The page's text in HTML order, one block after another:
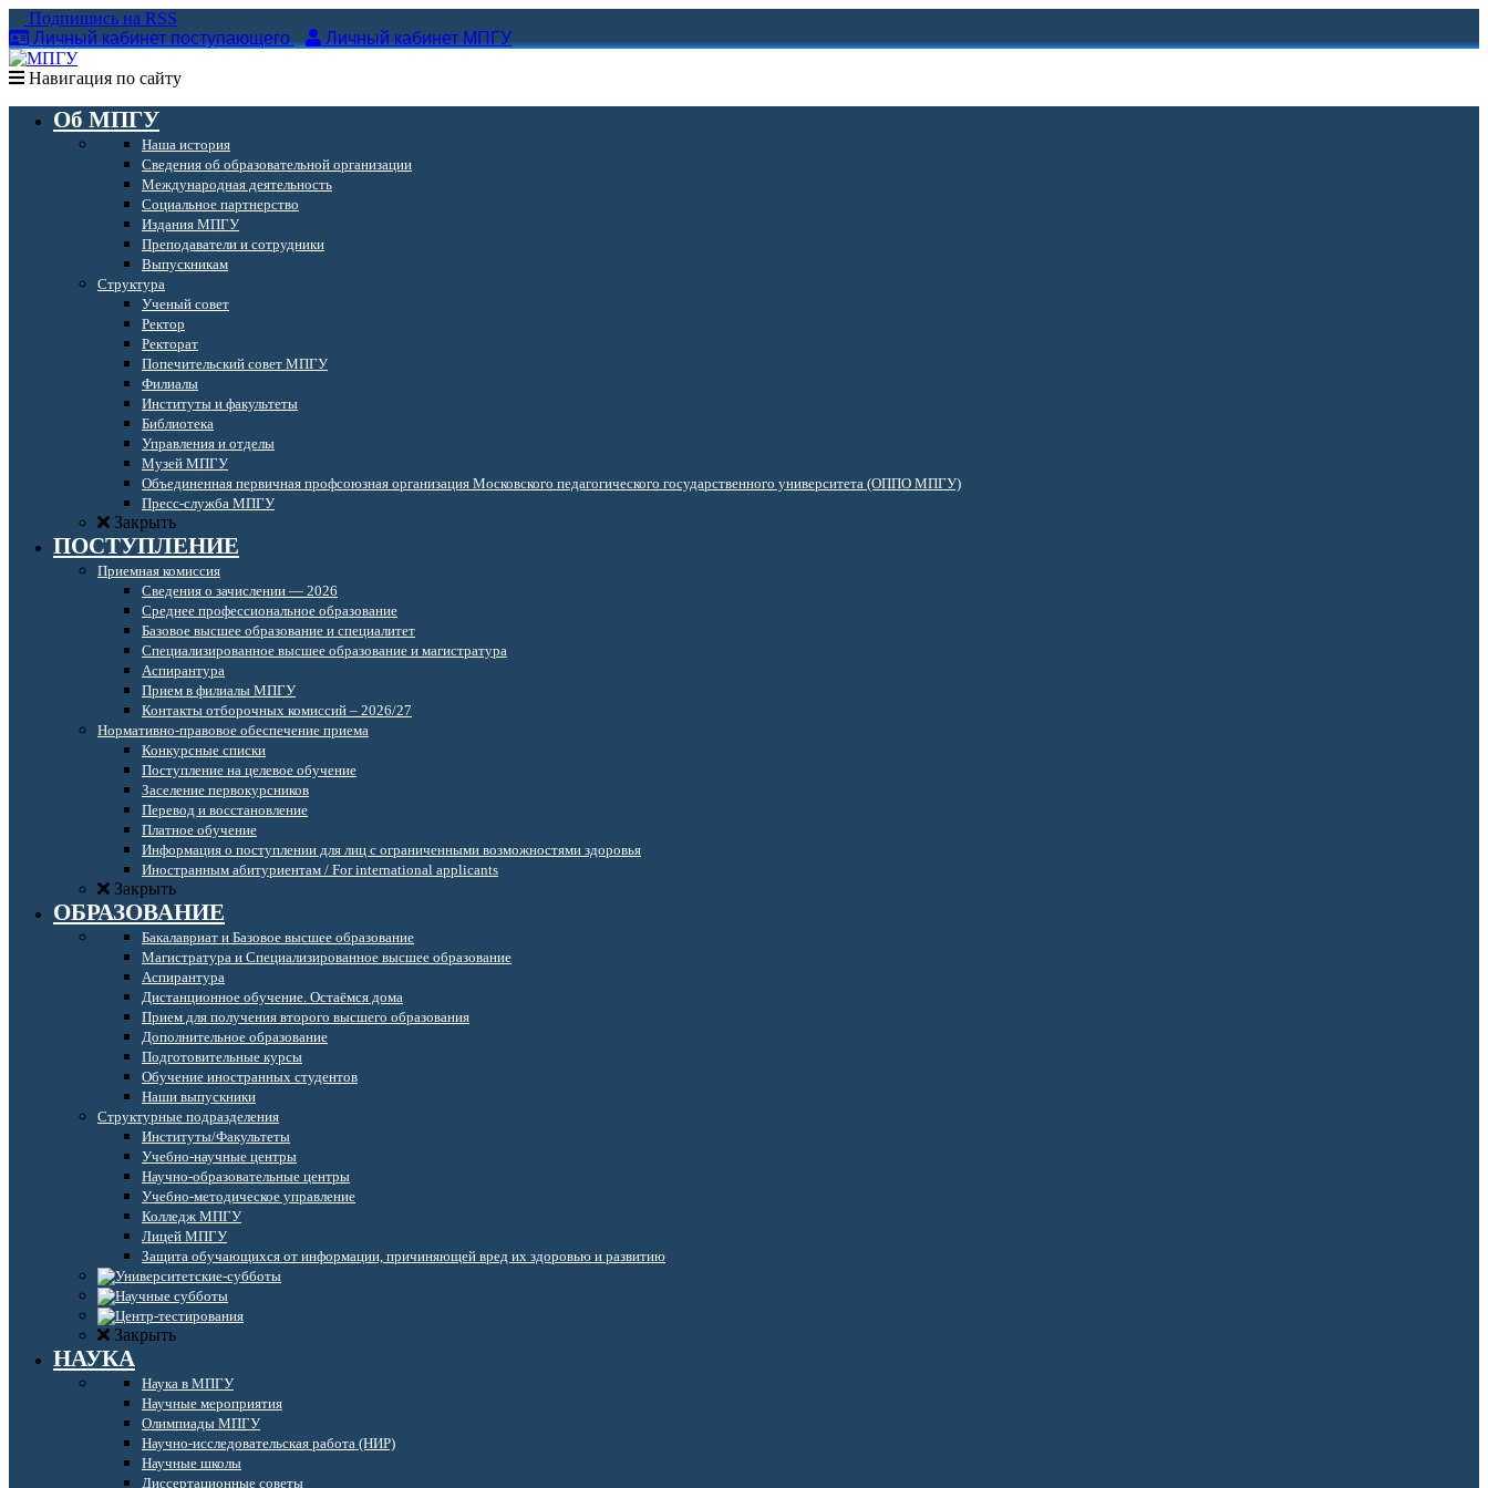
Подпишись на RSS
Личный кабинет поступающего
Личный кабинет МПГУ
Навигация по сайту
Об МПГУ
Наша история
Сведения об образовательной организации
Международная деятельность
Социальное партнерство
Издания МПГУ
Преподаватели и сотрудники
Выпускникам
Структура
Ученый совет
Ректор
Ректорат
Попечительский совет МПГУ
Филиалы
Институты и факультеты
Библиотека
Управления и отделы
Музей МПГУ
Объединенная первичная профсоюзная организация Московского педагогического государственного университета (ОППО МПГУ)
Пресс-служба МПГУ
Закрыть
ПОСТУПЛЕНИЕ
Приемная комиссия
Сведения о зачислении — 2026
Среднее профессиональное образование
Базовое высшее образование и специалитет
Специализированное высшее образование и магистратура
Аспирантура
Прием в филиалы МПГУ
Контакты отборочных комиссий – 2026/27
Нормативно-правовое обеспечение приема
Конкурсные списки
Поступление на целевое обучение
Заселение первокурсников
Перевод и восстановление
Платное обучение
Информация о поступлении для лиц с ограниченными возможностями здоровья
Иностранным абитуриентам / For international applicants
Закрыть
ОБРАЗОВАНИЕ
Бакалавриат и Базовое высшее образование
Магистратура и Специализированное высшее образование
Аспирантура
Дистанционное обучение. Остаёмся дома
Прием для получения второго высшего образования
Дополнительное образование
Подготовительные курсы
Обучение иностранных студентов
Наши выпускники
Структурные подразделения
Институты/Факультеты
Учебно-научные центры
Научно-образовательные центры
Учебно-методическое управление
Колледж МПГУ
Лицей МПГУ
Защита обучающихся от информации, причиняющей вред их здоровью и развитию
Закрыть
НАУКА
Наука в МПГУ
Научные мероприятия
Олимпиады МПГУ
Научно-исследовательская работа (НИР)
Научные школы
Диссертационные советы